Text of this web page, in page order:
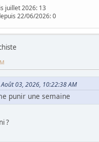
juillet 2026: 13
22/06/2026: 0
03, 2026, 10:22:38 AM
punir une semaine
?